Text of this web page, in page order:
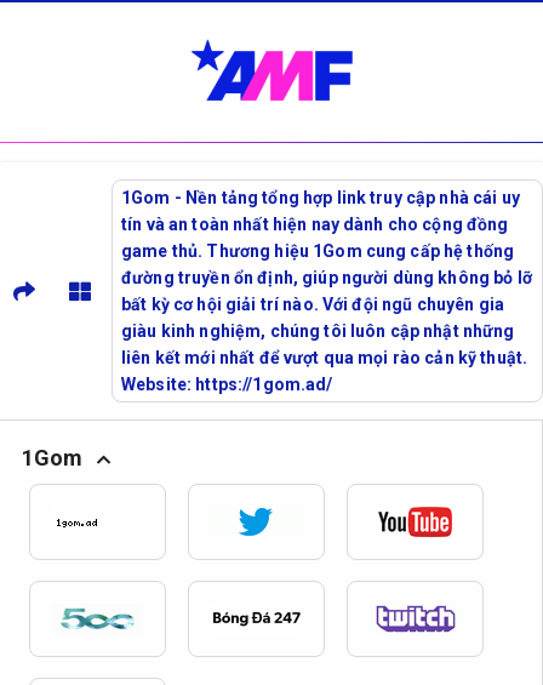
1Gom - Nền tảng tổng hợp link truy cập nhà cái uy
tín và an toàn nhất hiện nay dành cho cộng đồng
game thủ. Thương hiệu 1Gom cung cấp hệ thống
đường truyền ổn định, giúp người dùng không bỏ lỡ
bất kỳ cơ hội giải trí nào. Với đội ngũ chuyên gia
giàu kinh nghiệm, chúng tôi luôn cập nhật những
liên kết mới nhất để vượt qua mọi rào cản kỹ thuật.
Website: https://1gom.ad/
1Gom